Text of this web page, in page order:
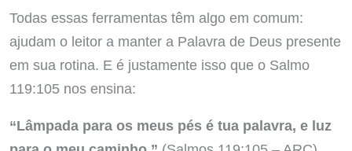
Todas essas ferramentas têm algo em comum:
ajudam o leitor a manter a Palavra de Deus presente
em sua rotina. E é justamente isso que o Salmo
119:105 nos ensina:
“Lâmpada para os meus pés é tua palavra, e luz